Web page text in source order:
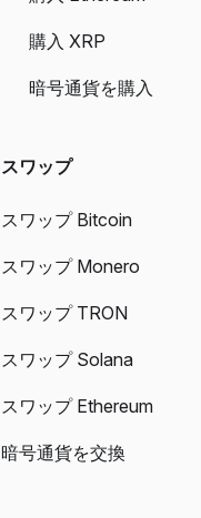
購入 XRP
暗号通貨を購入
スワップ
スワップ Bitcoin
スワップ Monero
スワップ TRON
スワップ Solana
スワップ Ethereum
暗号通貨を交換